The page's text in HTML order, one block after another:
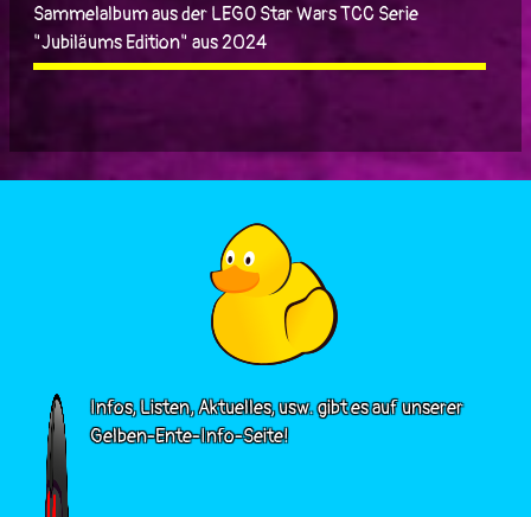
Sammelalbum aus der LEGO Star Wars TCC Serie
"Jubiläums Edition" aus 2024
Infos, Listen, Aktuelles, usw. gibt es auf unserer
Gelben-Ente-Info-Seite!